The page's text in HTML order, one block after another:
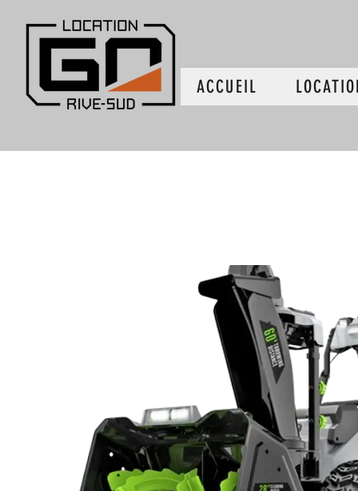
ACCUEIL